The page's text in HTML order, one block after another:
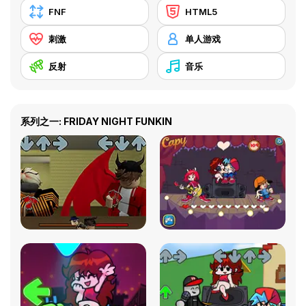
FNF HTML5
刺激 单人游戏
反射 音乐
系列之一: FRIDAY NIGHT FUNKIN